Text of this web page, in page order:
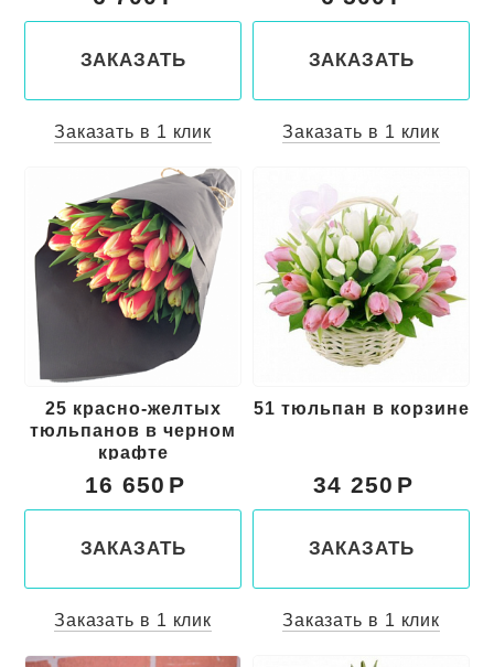
ЗАКАЗАТЬ
Заказать в 1 клик
ЗАКАЗАТЬ
Заказать в 1 клик
25 красно-желтых
тюльпанов в черном
крафте
16 650
ЗАКАЗАТЬ
Заказать в 1 клик
51 тюльпан в корзине
34 250
ЗАКАЗАТЬ
Заказать в 1 клик